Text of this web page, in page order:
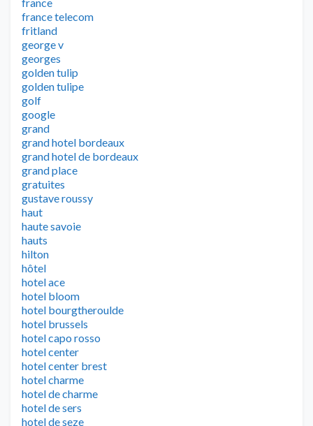
france telecom
fritland
george v
georges
golden tulip
golden tulipe
golf
google
grand
grand hotel bordeaux
grand hotel de bordeaux
grand place
gratuites
gustave roussy
haut
haute savoie
hauts
hilton
hôtel
hotel ace
hotel bloom
hotel bourgtheroulde
hotel brussels
hotel capo rosso
hotel center
hotel center brest
hotel charme
hotel de charme
hotel de sers
hotel de seze